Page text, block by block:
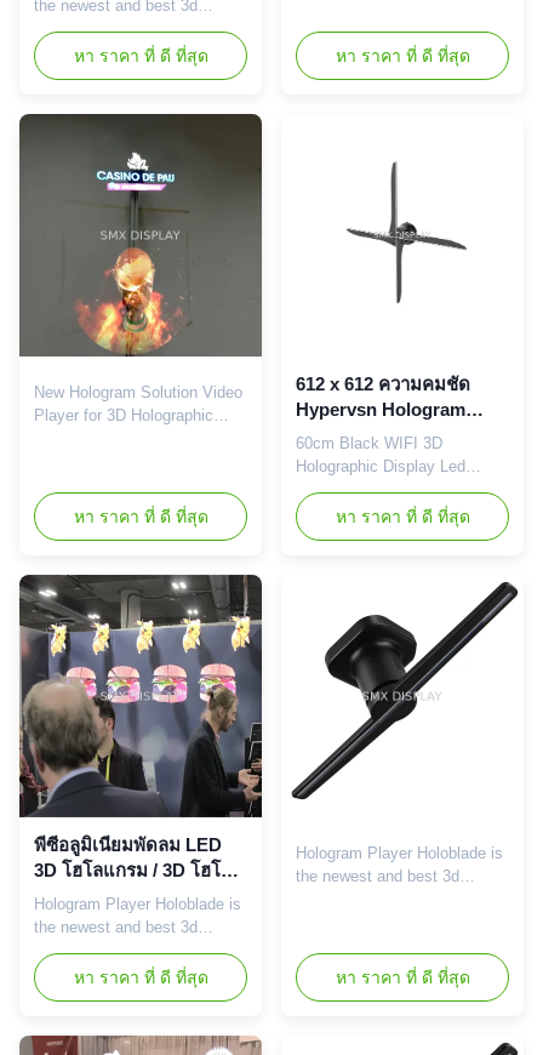
the newest and best 3d
floating hologram advertising
player in the market, based on
chip and LED technology , it
The magic happens once the
switch is flipped on, 3D
visuals appear to float ...
หา ราคา ที่ ดี ที่สุด
air with effective cost. The
uses LED-based technology,
lit conditions. Parameter ...
หา ราคา ที่ ดี ที่สุด
New Hologram Solution Video
Player for 3D Holographic
resolution 3D Visuals--
Uploaded wirelessly Mains
the holograms. Floating in the
air effect.--Convenient content
creation. Devices ...
หา ราคา ที่ ดี ที่สุด
612 x 612 ความคมชัด
Hypervsn Hologram
Player, 4 ใบแสดงโฆษณา
LED ใบมีด
60cm Black WIFI 3D
Holographic Display Led
Advertising Display Hologram
Player Holoblade is the
newest and best 3d floating
the market, based on chip and
LED technology , it works like
a LED FAN or SPINNER,we
put a different spin on
holographic displays. The
หา ราคา ที่ ดี ที่สุด
พีซีอลูมิเนียมพัดลม LED
3D โฮโลแกรม / 3D โฮโล
แกรมโปรเจคเตอร์ Ith 175
มุมมอง
Hologram Player Holoblade is
the newest and best 3d
floating hologram advertising
player in the market, based on
chip and LED technology , it
SPINNER,we put a different
หา ราคา ที่ ดี ที่สุด
Hologram Player Holoblade is
the newest and best 3d
works like a LED FAN or
SPINNER,we put a different
หา ราคา ที่ ดี ที่สุด